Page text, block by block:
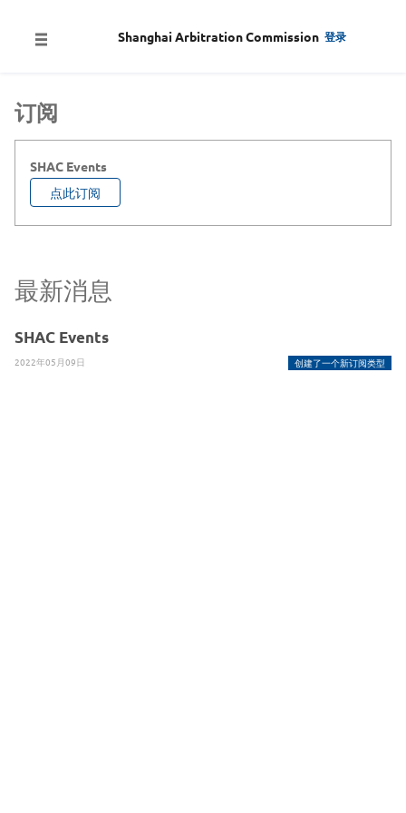
登录
Shanghai Arbitration Commission
订阅
点此订阅
SHAC Events
最新消息
SHAC Events
2022年05月09日 创建了一个新订阅类型